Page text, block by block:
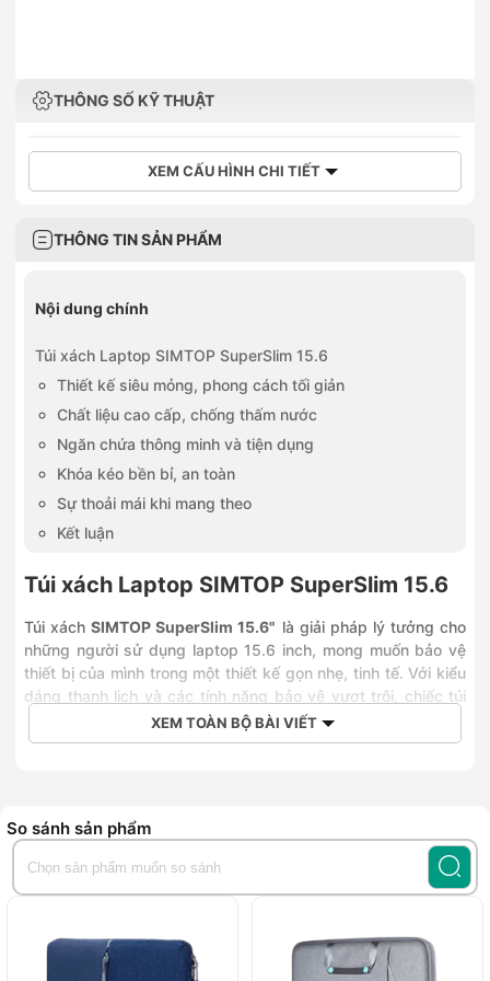
THÔNG SỐ KỸ THUẬT
XEM CẤU HÌNH CHI TIẾT
THÔNG TIN SẢN PHẨM
Nội dung chính
Túi xách Laptop SIMTOP SuperSlim 15.6
Thiết kế siêu mỏng, phong cách tối giản
Chất liệu cao cấp, chống thấm nước
Ngăn chứa thông minh và tiện dụng
Khóa kéo bền bỉ, an toàn
Sự thoải mái khi mang theo
Kết luận
Túi xách Laptop SIMTOP SuperSlim 15.6
Túi xáchSIMTOP SuperSlim 15.6" là giải pháp lý tưởng cho
những người sử dụng laptop 15.6 inch, mong muốn bảo vệ
thiết bị của mình trong một thiết kế gọn nhẹ, tinh tế. Với kiểu
dáng thanh lịch và các tính năng bảo vệ vượt trội, chiếc túi
này không chỉ là phụ kiện tiện lợi mà còn làm nổi bật phong
cách hiện đại của người dùng.
SIMTOP SuperSlim 15.6" được thiết kế với độ mỏng ấn
tượng nhưng vẫn đảm bảo đủ không gian chứa đựng laptop
và các vật dụng cần thiết. Kiểu dáng thanh lịch, kết hợp
cùng các đường nét tinh tế, giúp túi phù hợp với nhiều phong
cách khác nhau, từ công sở đến trường học. Đây là chiếc túi
sự tiện lợi mà vẫn giữ được tính thời trang.
XEM TOÀN BỘ BÀI VIẾT
So sánh sản phẩm